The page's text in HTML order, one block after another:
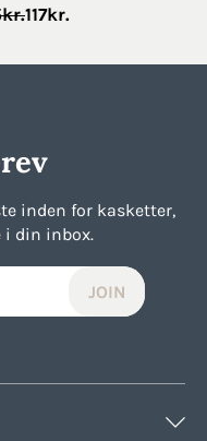
kr.117kr.
inden for kasketter,
i din inbox.